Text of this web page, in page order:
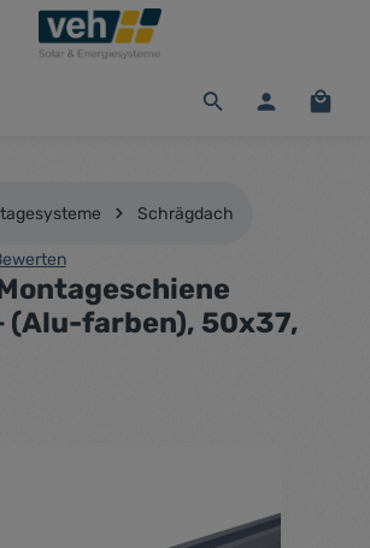
Schrägdach
von 0 von 5 Sternen
(Alu-farben), 50x37,